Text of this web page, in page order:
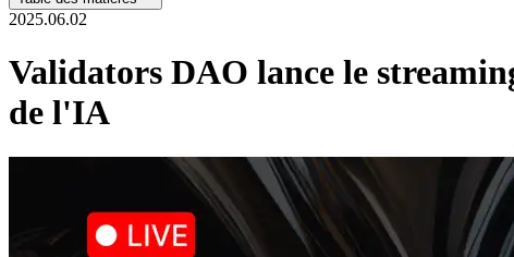
2025.06.02
Validators DAO lance le
de l'IA